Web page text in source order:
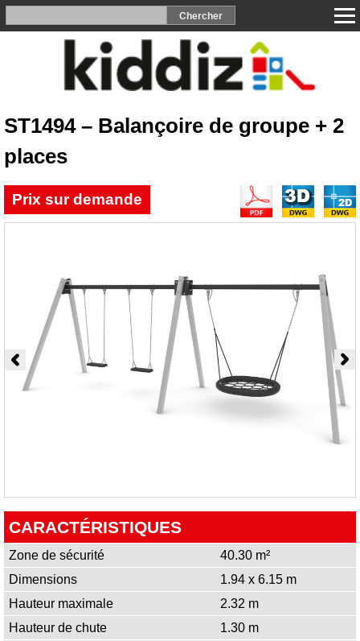
ST1494 – Balançoire de groupe + 2
places
Prix sur demande
CARACTÉRISTIQUES
Zone de sécurité
40.30 m²
Dimensions
1.94 x 6.15 m
Hauteur maximale
2.32 m
Hauteur de chute
1.30 m